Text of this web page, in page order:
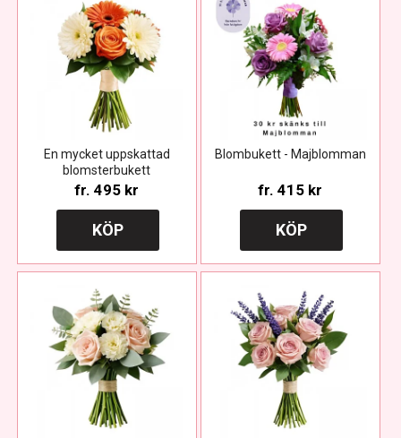
En mycket uppskattad
blomsterbukett
fr. 495 kr
KÖP
Blombukett - Majblomman
fr. 415 kr
KÖP